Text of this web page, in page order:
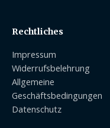
Rechtliches
Impressum
Widerrufsbelehrung
Allgemeine
Geschäftsbedingungen
Datenschutz